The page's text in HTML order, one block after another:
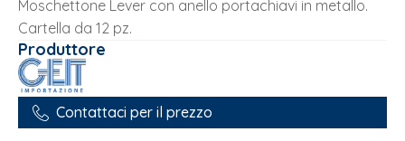
Moschettone Lever con anello portachiavi in metallo.
Cartella da 12 pz.
Produttore
Contattaci per il prezzo